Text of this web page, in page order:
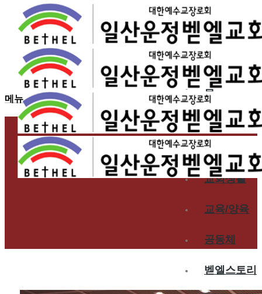
홈
교회소개
예배
교회생활
교육/양육
공동체
벧엘스토리
메뉴
2017.01.08
은혜로운 예배생활 에티켓